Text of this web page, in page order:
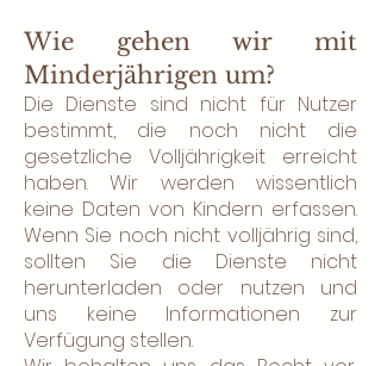
Wie gehen wir mit
Minderjährigen um?
Die Dienste sind nicht für Nutzer
bestimmt, die noch nicht die
gesetzliche Volljährigkeit erreicht
haben. Wir werden wissentlich
keine Daten von Kindern erfassen.
Wenn Sie noch nicht volljährig sind,
sollten Sie die Dienste nicht
herunterladen oder nutzen und
uns keine Informationen zur
Verfügung stellen.